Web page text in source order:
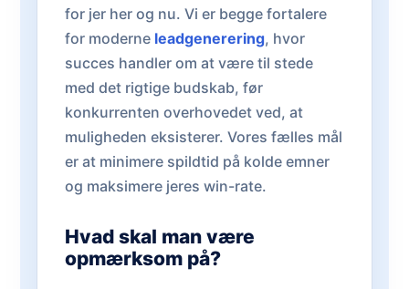
for jer her og nu. Vi er begge fortalere
for moderne leadgenerering, hvor
succes handler om at være til stede
med det rigtige budskab, før
konkurrenten overhovedet ved, at
muligheden eksisterer. Vores fælles mål
er at minimere spildtid på kolde emner
og maksimere jeres win-rate.
Hvad skal man være
opmærksom på?